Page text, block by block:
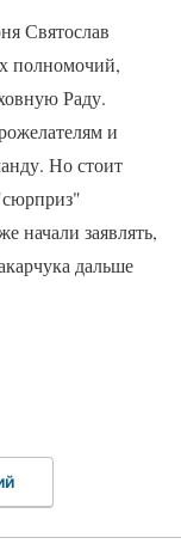
Святослав
полномочий,
Раду.
и
Но стоит
начали заявлять,
дальше